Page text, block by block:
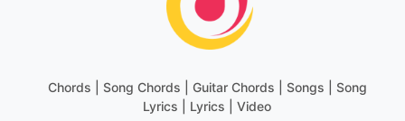
Chords | Song Chords | Guitar Chords | Songs | Song
Lyrics | Lyrics | Video